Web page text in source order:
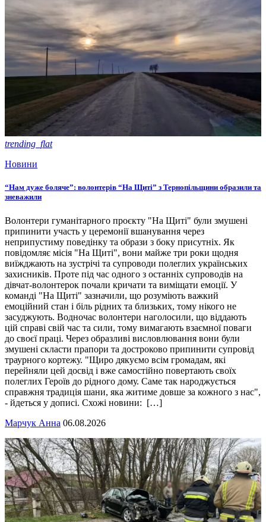
trending_flat
Новини
“Нам дуже боляче”: волонтерів “На Щиті” з Тернопільщини образили та
зневажили
Волонтери гуманітарного проєкту "На Щиті" були змушені
припинити участь у церемонії вшанування через
неприпустиму поведінку та образи з боку присутніх. Як
повідомляє місія "На Щиті", вони майже три роки щодня
виїжджають на зустрічі та супроводи полеглих українських
захисників. Проте під час одного з останніх супроводів на
дівчат-волонтерок почали кричати та виміщати емоції. У
команді "На Щиті" зазначили, що розуміють важкий
емоційний стан і біль рідних та близьких, тому нікого не
засуджують. Водночас волонтери наголосили, що віддають
цій справі свій час та сили, тому вимагають взаємної поваги
до своєї праці. Через образливі висловлювання вони були
змушені скласти прапори та достроково припинити супровід
траурного кортежу. "Щиро дякуємо всім громадам, які
перейняли цей досвід і вже самостійно повертають своїх
полеглих Героїв до рідного дому. Саме так народжується
справжня традиція шани, яка житиме довше за кожного з нас",
- йдеться у дописі. Схожі новини: […]
Марчук Анна 06.08.2026